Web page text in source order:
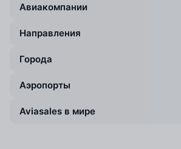
Авиакомпании
Направления
Города
Аэропорты
Aviasales в мире